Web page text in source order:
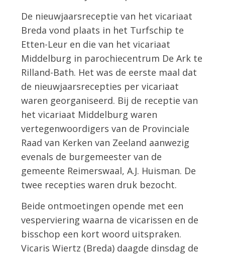
De nieuwjaarsreceptie van het vicariaat
Breda vond plaats in het Turfschip te
Etten-Leur en die van het vicariaat
Middelburg in parochiecentrum De Ark te
Rilland-Bath. Het was de eerste maal dat
de nieuwjaarsrecepties per vicariaat
waren georganiseerd. Bij de receptie van
het vicariaat Middelburg waren
vertegenwoordigers van de Provinciale
Raad van Kerken van Zeeland aanwezig
evenals de burgemeester van de
gemeente Reimerswaal, A.J. Huisman. De
twee recepties waren druk bezocht.
Beide ontmoetingen opende met een
vesperviering waarna de vicarissen en de
bisschop een kort woord uitspraken.
Vicaris Wiertz (Breda) daagde dinsdag de